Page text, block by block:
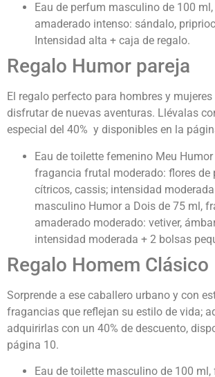
Eau de perfum masculino de 100
amaderado intenso: sándalo,
Intensidad alta + caja de regalo.
Regalo Humor pareja
El regalo perfecto para hombres y
disfrutar de nuevas aventuras. Llévalas
especial del 40% y disponibles en la
Eau de toilette femenino Meu
fragancia frutal moderado: flores de
cítricos, cassis; intensidad
masculino Humor a Dois de 75 ml,
amaderado moderado: vetiver,
intensidad moderada + 2 bolsas
Regalo Homem Clásico
Sorprende a ese caballero urbano y con
fragancias que reflejan su estilo de vida;
adquirirlas con un 40% de descuento,
página 10.
Eau de toilette masculino de 100 ml,